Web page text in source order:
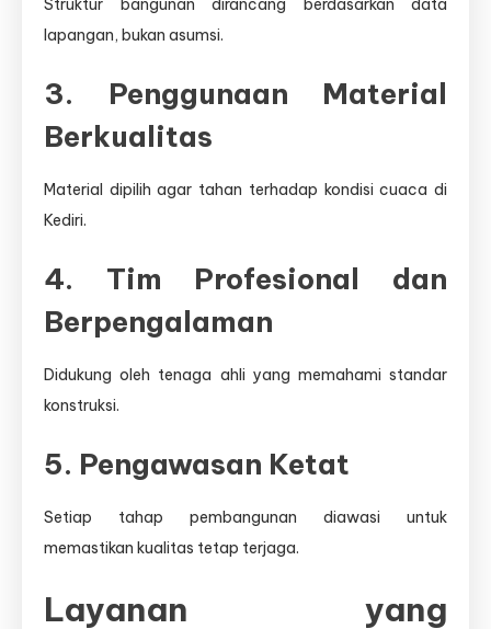
Struktur bangunan dirancang berdasarkan data
lapangan, bukan asumsi.
3. Penggunaan Material
Berkualitas
Material dipilih agar tahan terhadap kondisi cuaca di
Kediri.
4. Tim Profesional dan
Berpengalaman
Didukung oleh tenaga ahli yang memahami standar
konstruksi.
5. Pengawasan Ketat
Setiap tahap pembangunan diawasi untuk
memastikan kualitas tetap terjaga.
Layanan yang